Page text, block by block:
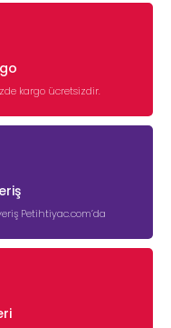
kargo ücretsizdir.
Petihtiyac.com’da